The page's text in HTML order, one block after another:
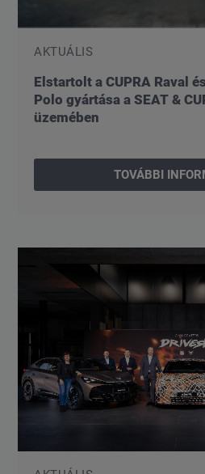
AKTUÁLIS
Elstartolt a CUPRA Raval
Polo gyártása a SEAT &
üzemében
TOVÁBBI